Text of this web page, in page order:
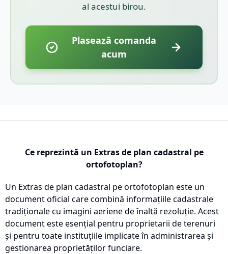
al acestui birou.
Plasează comanda
acum
Ce reprezintă un Extras de plan cadastral pe
ortofotoplan?
Un Extras de plan cadastral pe ortofotoplan este un
document oficial care combină informațiile cadastrale
tradiționale cu imagini aeriene de înaltă rezoluție. Acest
document este esențial pentru proprietarii de terenuri
și pentru toate instituțiile implicate în administrarea și
gestionarea proprietăților funciare.